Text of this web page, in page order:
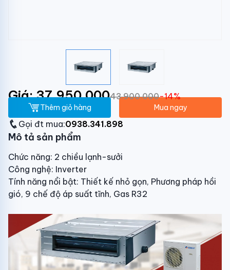
Giá: 37.950.00043.900.000-14%
Thêm giỏ hàng Mua ngay
Gọi đt mua:0938.341.898
Mô tả sản phẩm
Chức năng: 2 chiều lạnh-sưởi
Công nghệ: Inverter
Tính năng nổi bật: Thiết kế nhỏ gọn, Phương pháp hồi
gió, 9 chế độ áp suất tĩnh, Gas R32